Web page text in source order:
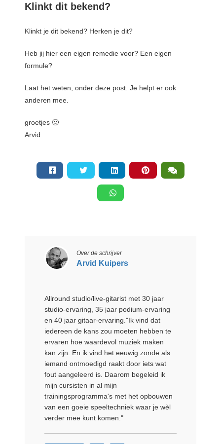
Klinkt dit bekend?
Klinkt je dit bekend? Herken je dit?
Heb jij hier een eigen remedie voor? Een eigen
formule?
Laat het weten, onder deze post. Je helpt er ook
anderen mee.
groetjes 🙂
Arvid
Over de schrijver
Arvid Kuipers
Allround studio/live-gitarist met 30 jaar
studio-ervaring, 35 jaar podium-ervaring
en 40 jaar gitaar-ervaring."Ik vind dat
iedereen de kans zou moeten hebben te
ervaren hoe waardevol muziek maken
kan zijn. En ik vind het eeuwig zonde als
iemand ontmoedigd raakt door iets wat
fout aangeleerd is. Daarom begeleid ik
mijn cursisten in al mijn
trainingsprogramma's met het opbouwen
van een goeie speeltechniek waar je wèl
verder mee kunt komen."